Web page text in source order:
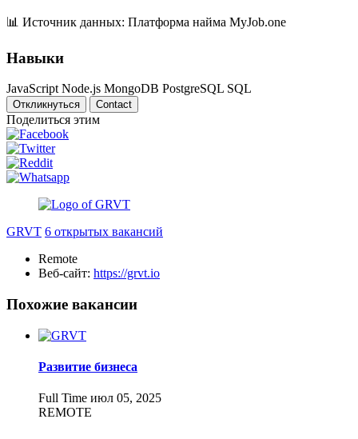
📊 Источник данных: Платформа найма MyJob.one
Навыки
JavaScript Node.js MongoDB PostgreSQL SQL
Откликнуться Contact
Поделиться этим
GRVT 6 открытых вакансий
Remote
Веб-сайт: https://grvt.io
Похожие вакансии
Развитие бизнеса
Full Time июл 05, 2025
REMOTE